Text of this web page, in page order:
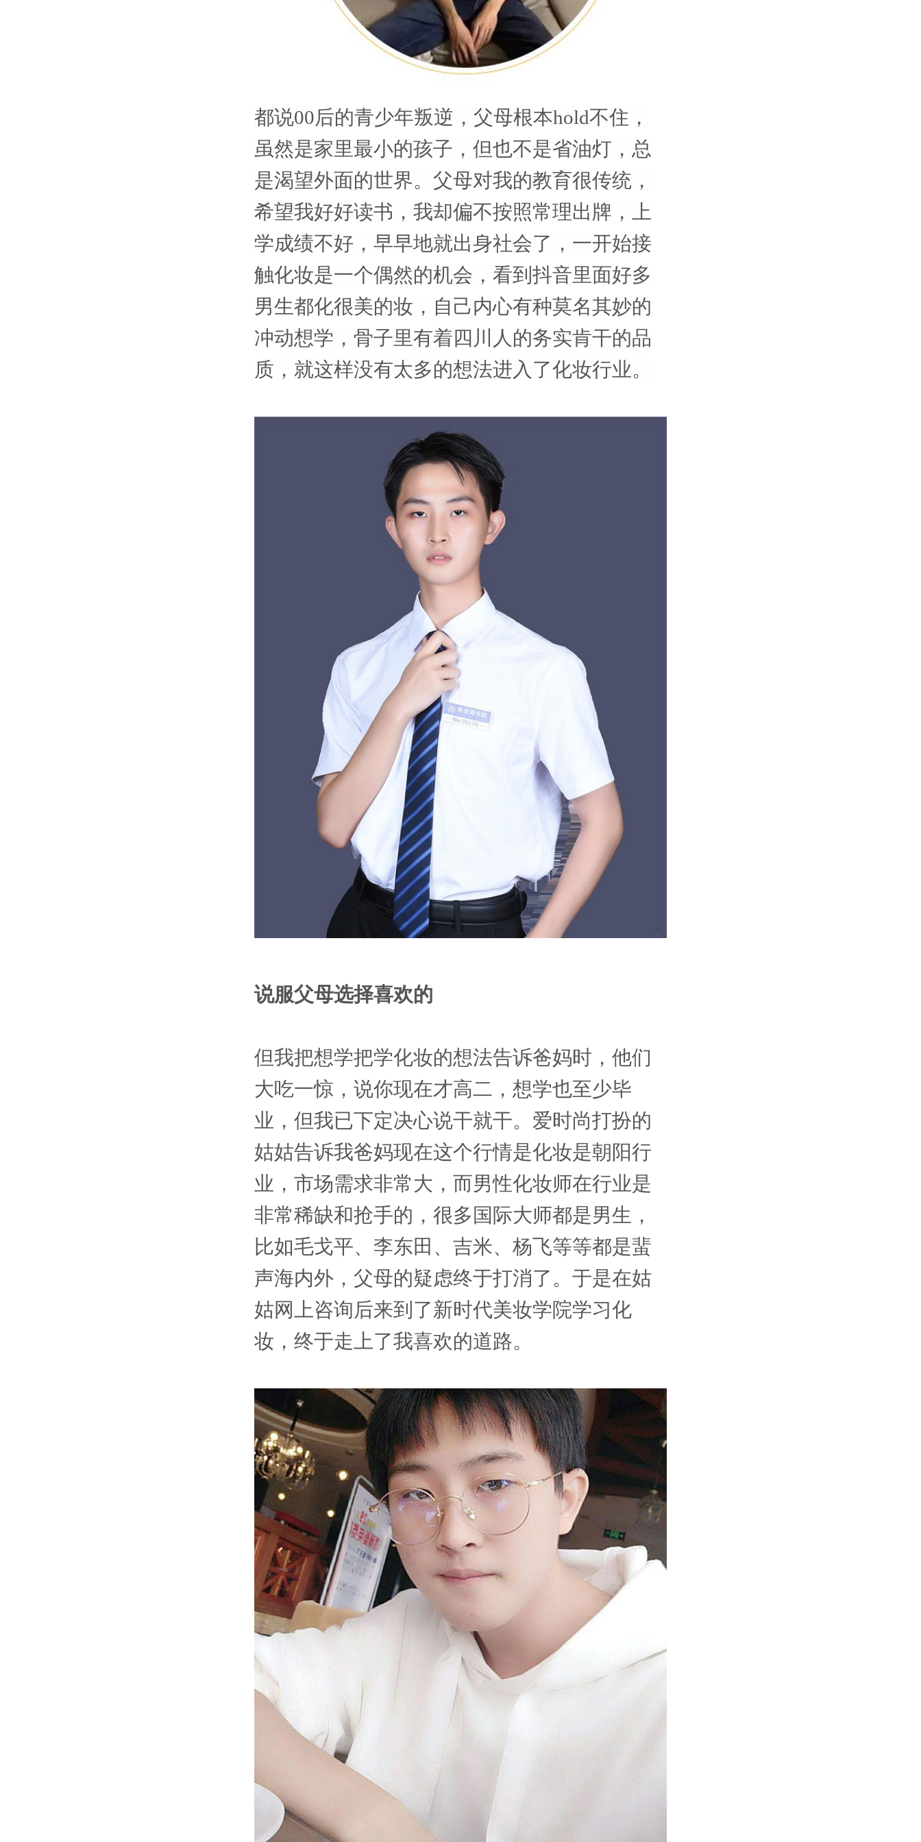
都说00后的青少年叛逆，父母根本hold不住，
虽然是家里最小的孩子，但也不是省油灯，总
是渴望外面的世界。父母对我的教育很传统，
希望我好好读书，我却偏不按照常理出牌，上
学成绩不好，早早地就出身社会了，一开始接
触化妆是一个偶然的机会，看到抖音里面好多
男生都化很美的妆，自己内心有种莫名其妙的
冲动想学，骨子里有着四川人的务实肯干的品
质，就这样没有太多的想法进入了化妆行业。
说服父母选择喜欢的
但我把想学把学化妆的想法告诉爸妈时，他们
大吃一惊，说你现在才高二，想学也至少毕
业，但我已下定决心说干就干。爱时尚打扮的
姑姑告诉我爸妈现在这个行情是化妆是朝阳行
业，市场需求非常大，而男性化妆师在行业是
非常稀缺和抢手的，很多国际大师都是男生，
比如毛戈平、李东田、吉米、杨飞等等都是蜚
声海内外，父母的疑虑终于打消了。于是在姑
姑网上咨询后来到了新时代美妆学院学习化
妆，终于走上了我喜欢的道路。